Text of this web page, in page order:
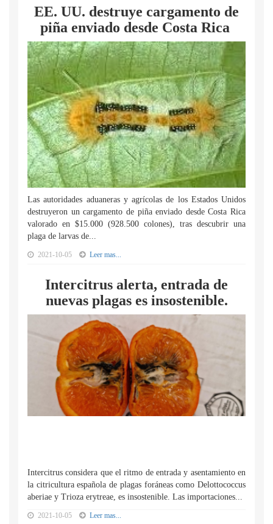
EE. UU. destruye cargamento de
piña enviado desde Costa Rica
Las autoridades aduaneras y agrícolas de los Estados Unidos
destruyeron un cargamento de piña enviado desde Costa Rica
valorado en $15.000 (928.500 colones), tras descubrir una
plaga de larvas de...
2021-10-05 Leer mas...
Intercitrus alerta, entrada de
nuevas plagas es insostenible.
Intercitrus considera que el ritmo de entrada y asentamiento en
la citricultura española de plagas foráneas como Delottococcus
aberiae y Trioza erytreae, es insostenible. Las importaciones...
2021-10-05 Leer mas...